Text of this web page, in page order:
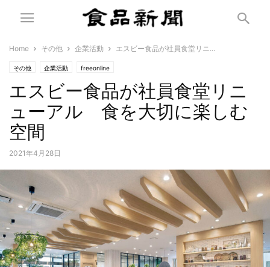
Home その他 企業活動 エスビー食品が社員食堂リニ...
その他 企業活動 freeonline
エスビー食品が社員食堂リニ
ューアル 食を大切に楽しむ
空間
2021年4月28日